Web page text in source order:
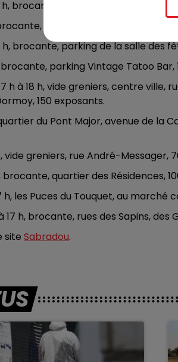
h, brocante, rues de l’Église, de la
Basse Meldyck, rues de
h, brocante, parking de la salle des
brocante, parking Vintage Tatoo Bar,
h à 18 h, vide greniers, centre ville,
150 exposants.
quartier du Pont Major, avenue de la
vide greniers, rue André-Messager,
brocante, quartier des Résidences,
h, les Puces du Touquet, au
17 h, brocante, rues des Sapins,
site Sabradou.